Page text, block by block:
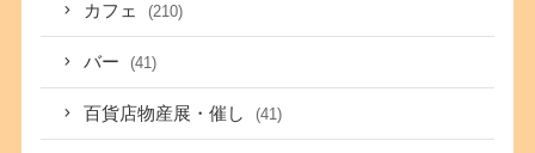
カフェ (210)
バー (41)
百貨店物産展・催し (41)